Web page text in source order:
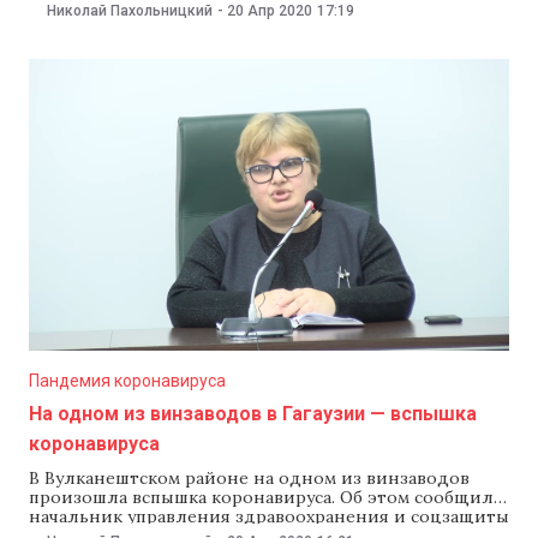
местного заражения. Больше всего новых случаев
Кишиневе —14 новых случаев, в Кагульском районе —
Николай Пахольницкий - 20 Апр 2020 17:19
Пандемия коронавируса
На одном из винзаводов в Гагаузии — вспышка
коронавируса
В Вулканештском районе на одном из винзаводов
произошла вспышка коронавируса. Об этом сообщила
начальник управления здравоохранения и соцзащиты